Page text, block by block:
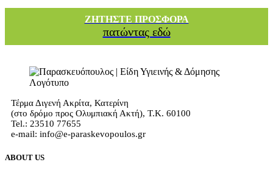
ΖΗΤΗΣΤΕ ΠΡΟΣΦΟΡΑ
πατώντας εδώ
Τέρμα Διγενή Ακρίτα, Κατερίνη
(στο δρόμο προς Ολυμπιακή Ακτή), Τ.Κ. 60100
Tel.: 23510 77655
e-mail: info@e-paraskevopoulos.gr
ABOUT US